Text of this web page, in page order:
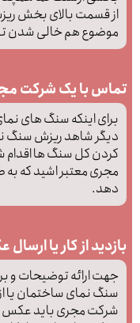
از قسمت بالای بخش
موضوع هم خالی شدن
تماس با یک شرکت
برای اینکه سنگ های
دیگر شاهد ریزش سنگ
کردن کل سنگ ها اقدام
مجری معتبر اشید که به
دهد.
بازدید از کار یا
جهت ارائه توضیحات و
سنگ نمای ساختمان یا
شرکت مجری باید عکس